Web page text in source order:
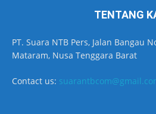
TENTANG
PT. Suara NTB Pers, Jalan Bangau
Mataram, Nusa Tenggara Barat
Contact us: